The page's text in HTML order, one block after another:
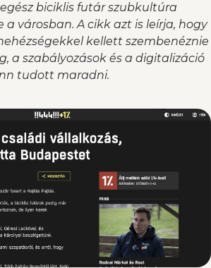
biciklis futár szubkultúra
városban. A cikk azt is leírja, hogy
kellett szembenéznie
a szabályozások és a digitalizáció
tudott maradni.